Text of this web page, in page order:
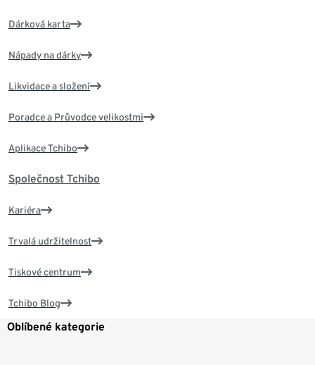
Dárková karta
Nápady na dárky
Likvidace a složení
Poradce a Průvodce velikostmi
Aplikace Tchibo
Společnost Tchibo
Kariéra
Trvalá udržitelnost
Tiskové centrum
Tchibo Blog
Oblíbené kategorie